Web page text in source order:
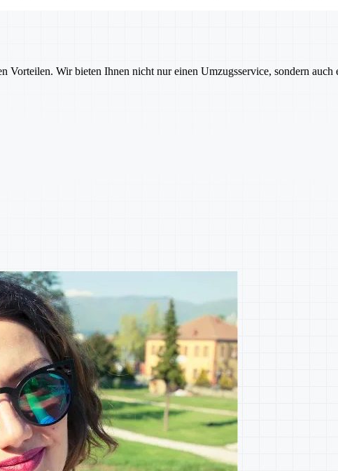
Vorteilen. Wir bieten Ihnen nicht nur einen Umzugsservice, sondern